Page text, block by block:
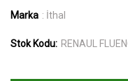
Marka : İthal
Stok Kodu: RENAUL